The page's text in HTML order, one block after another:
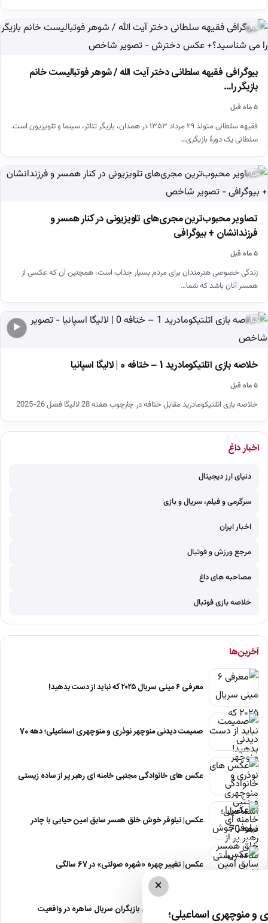
اخبار
بیوگرافی فقیهه سلطانی دختر آیت الله / شوهر فوتبالیست خانم
بازیگر را…
۵ ماه قبل
فقیهه سلطانی متولد ۲۹ مرداد ۱۳۵۳ در همدان، بازیگر تئاتر، سینما و تلویزیون است.
سلطانی یک دورهٔ بازیگری…
اخبار
تصاویر محبوب‌ترین مجری‌های تلویزیونی در کنار همسر و
فرزندانشان + بیوگرافی
۵ ماه قبل
زندگی خصوصی هنرمندان برای مردم بسیار جذاب است، همچنین آن که عکسی از
همسر آنان باشد که شما…
▶
اخبار
خلاصه بازی اتلتیکومادرید 1 – ختافه 0 | لالیگا اسپانیا
۵ ماه قبل
خلاصه بازی اتلتیکومادرید مقابل ختافه در چارچوب هفته 28 لالیگا فصل 26-2025
اخبار داغ
دنیای ارز دیجیتال
سرگرمی و فیلم، سریال و بازی
اخبار ایران
مرجع ورزش و فوتبال
مصاحبه های داغ
خلاصه بازی فوتبال
آخرین‌ها
معرفی ۶ مینی سریال ۲۰۲۵ که نباید از دست بدهید!
صمیمت دیدنی منوچهر نوذری و منوچهری اسماعیلی؛ دهه 70
عکس های خانوادگی مجتبی خامنه ای رهبر پر از ساده زیستی
عکس| نیلوفر خوش خلق همسر سابق امین حیایی با چادر
عکس| تغییر چهره «شهره صولتی» در 67 سالگی
عکس| آلبوم عروسی بازیگران سریال ساهره در واقعیت
×
منوچهری اسماعیلی؛